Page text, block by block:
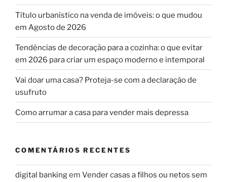
Título urbanístico na venda de imóveis: o que mudou
em Agosto de 2026
Tendências de decoração para a cozinha: o que evitar
em 2026 para criar um espaço moderno e intemporal
Vai doar uma casa? Proteja-se com a declaração de
usufruto
Como arrumar a casa para vender mais depressa
COMENTÁRIOS RECENTES
digital bankingem Vender casas a filhos ou netos sem